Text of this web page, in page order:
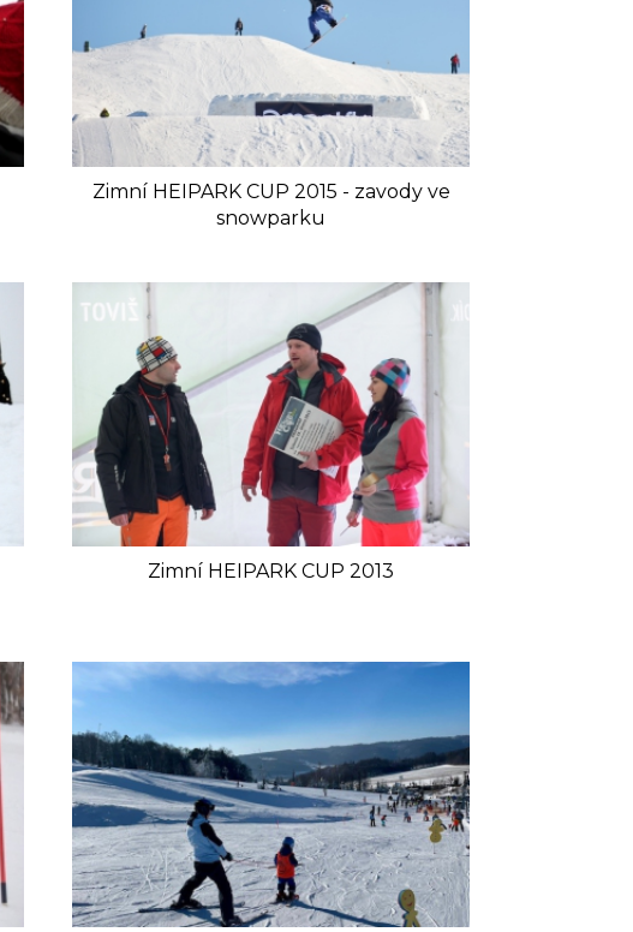
Zimní HEIPARK CUP 2015 - zavody ve
snowparku
Zimní HEIPARK CUP 2013